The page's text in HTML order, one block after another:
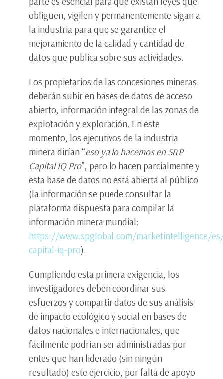
obliguen, vigilen y permanentemente sigan a
la industria para que se garantice el
mejoramiento de la calidad y cantidad de
datos que publica sobre sus actividades.
Los propietarios de las concesiones mineras
deberán subir en bases de datos de acceso
abierto, información integral de las zonas de
explotación y exploración. En este
momento, los ejecutivos de la industria
minera dirían “eso ya lo hacemos en S&P
Capital IQ Pro”, pero lo hacen parcialmente y
esta base de datos no está abierta al público
(la información se puede consultar la
plataforma dispuesta para compilar la
información minera mundial:
https://www.spglobal.com/marketintelligence/
capital-iq-pro).
Cumpliendo esta primera exigencia, los
investigadores deben coordinar sus
esfuerzos y compartir datos de sus análisis
de impacto ecológico y social en bases de
datos nacionales e internacionales, que
fácilmente podrían ser administradas por
entes que han liderado (sin ningún
resultado) este ejercicio, por falta de apoyo